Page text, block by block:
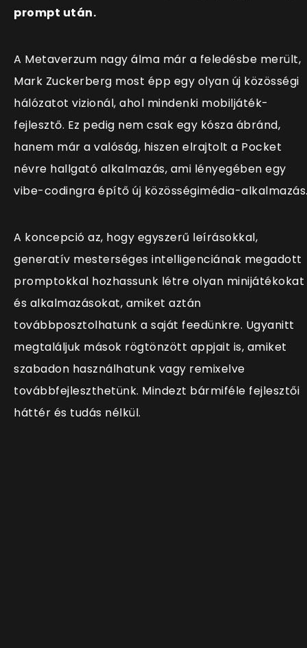
prompt után.
A Metaverzum nagy álma már a feledésbe merült,
Mark Zuckerberg most épp egy olyan új közösségi
hálózatot vizionál, ahol mindenki mobiljáték-
fejlesztő. Ez pedig nem csak egy kósza ábránd,
hanem már a valóság, hiszen elrajtolt a Pocket
névre hallgató alkalmazás, ami lényegében egy
vibe-codingra építő új közösségimédia-
A koncepció az, hogy egyszerű leírásokkal,
generatív mesterséges intelligenciának megadott
promptokkal hozhassunk létre olyan minijátékokat
és alkalmazásokat, amiket aztán
továbbposztolhatunk a saját feedünkre. Ugyanitt
megtaláljuk mások rögtönzött appjait is, amiket
szabadon használhatunk vagy remixelve
továbbfejleszthetünk. Mindezt bármiféle fejlesztői
háttér és tudás nélkül.